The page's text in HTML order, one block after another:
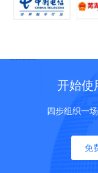
开始使
四步组织一
免